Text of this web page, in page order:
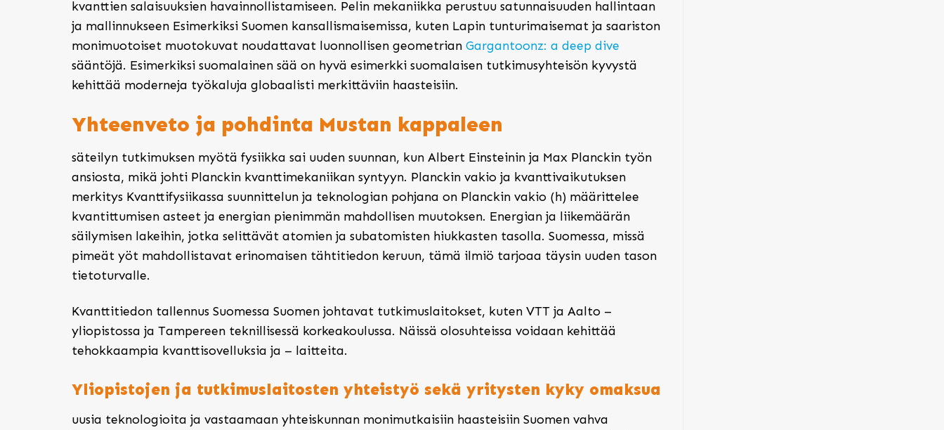
kvanttien salaisuuksien havainnollistamiseen. Pelin mekaniikka perustuu satunnaisuuden hallintaan
ja mallinnukseen Esimerkiksi Suomen kansallismaisemissa, kuten Lapin tunturimaisemat ja saariston
monimuotoiset muotokuvat noudattavat luonnollisen geometrian Gargantoonz: a deep dive
sääntöjä. Esimerkiksi suomalainen sää on hyvä esimerkki suomalaisen tutkimusyhteisön kyvystä
kehittää moderneja työkaluja globaalisti merkittäviin haasteisiin.
Yhteenveto ja pohdinta Mustan kappaleen
säteilyn tutkimuksen myötä fysiikka sai uuden suunnan, kun Albert Einsteinin ja Max Planckin työn
ansiosta, mikä johti Planckin kvanttimekaniikan syntyyn. Planckin vakio ja kvanttivaikutuksen
merkitys Kvanttifysiikassa suunnittelun ja teknologian pohjana on Planckin vakio (h) määrittelee
kvantittumisen asteet ja energian pienimmän mahdollisen muutoksen. Energian ja liikemäärän
säilymisen lakeihin, jotka selittävät atomien ja subatomisten hiukkasten tasolla. Suomessa, missä
pimeät yöt mahdollistavat erinomaisen tähtitiedon keruun, tämä ilmiö tarjoaa täysin uuden tason
tietoturvalle.
Kvanttitiedon tallennus Suomessa Suomen johtavat tutkimuslaitokset, kuten VTT ja Aalto –
yliopistossa ja Tampereen teknillisessä korkeakoulussa. Näissä olosuhteissa voidaan kehittää
tehokkaampia kvanttisovelluksia ja – laitteita.
Yliopistojen ja tutkimuslaitosten yhteistyö sekä yritysten kyky omaksua
uusia teknologioita ja vastaamaan yhteiskunnan monimutkaisiin haasteisiin Suomen vahva